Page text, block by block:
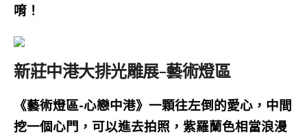
唷！
新莊中港大排光雕展-藝術燈區
《藝術燈區-心戀中港》一顆往左倒的愛心，中間
挖一個心門，可以進去拍照，紫羅蘭色相當浪漫